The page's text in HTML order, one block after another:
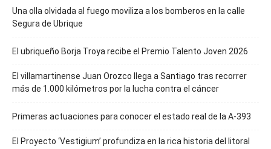
Una olla olvidada al fuego moviliza a los bomberos en la calle
Segura de Ubrique
El ubriqueño Borja Troya recibe el Premio Talento Joven 2026
El villamartinense Juan Orozco llega a Santiago tras recorrer
más de 1.000 kilómetros por la lucha contra el cáncer
Primeras actuaciones para conocer el estado real de la A-393
El Proyecto ‘Vestigium’ profundiza en la rica historia del litoral